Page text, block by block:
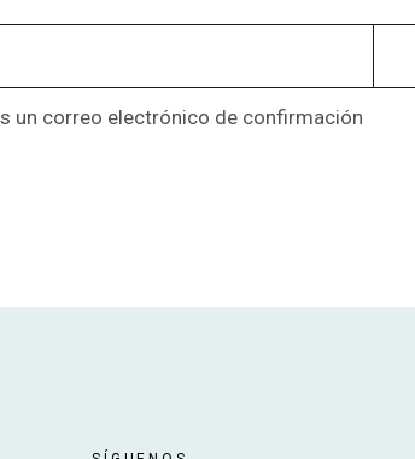
un correo electrónico de confirmación